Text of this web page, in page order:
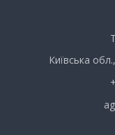
Київська